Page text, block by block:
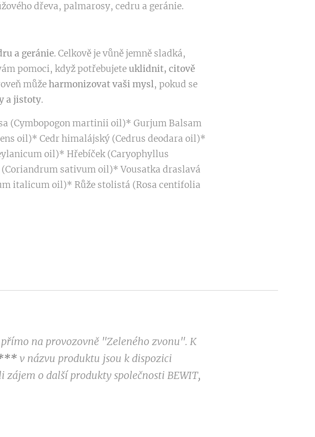
dřeva, palmarosy, cedru a geránie.
a geránie. Celkově je vůně jemně sladká,
pomoci, když potřebujeteuklidnit, citově
můžeharmonizovat vaši mysl, pokud se
a jistoty.
(Cymbopogon martinii oil)* Gurjum Balsam
oil)* Cedr himalájský (Cedrus deodara oil)*
oil)* Hřebíček (Caryophyllus
sativum oil)* Vousatka draslavá
italicum oil)* Růže stolistá (Rosa centifolia
na provozovně "Zeleného zvonu". K
v názvu produktu jsou k dispozici
o další produkty společnosti BEWIT,